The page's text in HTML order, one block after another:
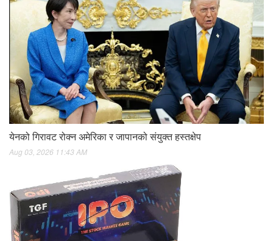
येनको गिरावट रोक्न अमेरिका र जापानको संयुक्त हस्तक्षेप
Aug 03, 2026 11:43 AM